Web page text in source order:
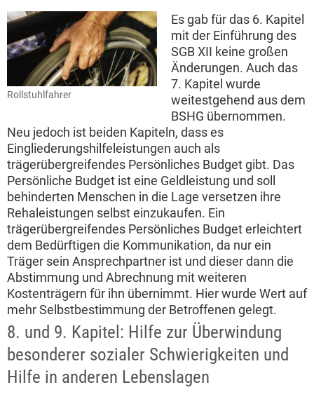
Rollstuhlfahrer
Es gab für das 6. Kapitel
mit der Einführung des
SGB XII keine großen
Änderungen. Auch das
7. Kapitel wurde
weitestgehend aus dem
BSHG übernommen.
Neu jedoch ist beiden Kapiteln, dass es
Eingliederungshilfeleistungen auch als
trägerübergreifendes Persönliches Budget gibt. Das
Persönliche Budget ist eine Geldleistung und soll
behinderten Menschen in die Lage versetzen ihre
Rehaleistungen selbst einzukaufen. Ein
trägerübergreifendes Persönliches Budget erleichtert
dem Bedürftigen die Kommunikation, da nur ein
Träger sein Ansprechpartner ist und dieser dann die
Abstimmung und Abrechnung mit weiteren
Kostenträgern für ihn übernimmt. Hier wurde Wert auf
mehr Selbstbestimmung der Betroffenen gelegt.
8. und 9. Kapitel: Hilfe zur Überwindung
besonderer sozialer Schwierigkeiten und
Hilfe in anderen Lebenslagen